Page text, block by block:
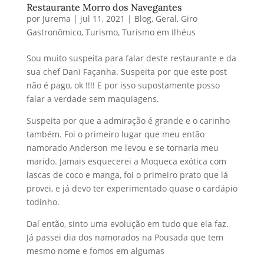
Restaurante Morro dos Navegantes
por Jurema | jul 11, 2021 | Blog, Geral, Giro
Gastronômico, Turismo, Turismo em Ilhéus
Sou muito suspeita para falar deste restaurante e da
sua chef Dani Façanha. Suspeita por que este post
não é pago, ok !!!! E por isso supostamente posso
falar a verdade sem maquiagens.
Suspeita por que a admiração é grande e o carinho
também. Foi o primeiro lugar que meu então
namorado Anderson me levou e se tornaria meu
marido. Jamais esquecerei a Moqueca exótica com
lascas de coco e manga, foi o primeiro prato que lá
provei, e já devo ter experimentado quase o cardápio
todinho.
Daí então, sinto uma evolução em tudo que ela faz.
Já passei dia dos namorados na Pousada que tem
mesmo nome e fomos em algumas